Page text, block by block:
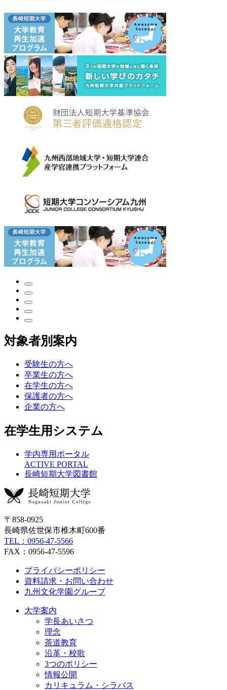
対象者別案内
受験生の方へ
卒業生の方へ
在学生の方へ
保護者の方へ
企業の方へ
在学生用システム
学内専用ポータル
ACTIVE PORTAL
長崎短期大学図書館
〒858-0925
長崎県佐世保市椎木町600番
TEL：0956-47-5566
FAX：0956-47-5596
プライバシーポリシー
資料請求・お問い合わせ
九州文化学園グループ
大学案内
学長あいさつ
理念
茶道教育
沿革・校歌
3つのポリシー
情報公開
カリキュラム・シラバス